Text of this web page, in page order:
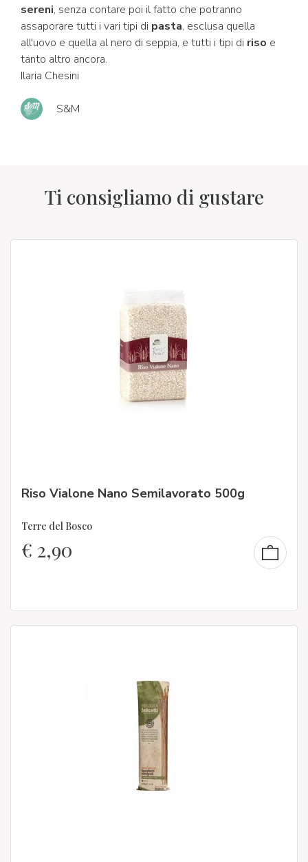
sereni, senza contare poi il fatto che potranno
assaporare tutti i vari tipi di pasta, esclusa quella
all'uovo e quella al nero di seppia, e tutti i tipi di riso e
tanto altro ancora.
Ilaria Chesini
S&M
Ti consigliamo di gustare
Riso Vialone Nano Semilavorato 500g
Terre del Bosco
€ 2,90